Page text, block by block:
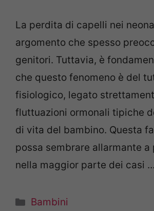
La perdita di capelli nei
argomento che spesso
genitori. Tuttavia, è
che questo fenomeno è del
fisiologico, legato
fluttuazioni ormonali tipiche
di vita del bambino. Questa
possa sembrare allarmante a
nella maggior parte dei casi …
Categorie
Bambini